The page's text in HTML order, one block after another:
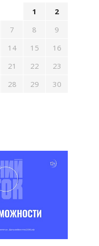
1
2
7 8
9
14 15
16
21 22
23
28 29
30